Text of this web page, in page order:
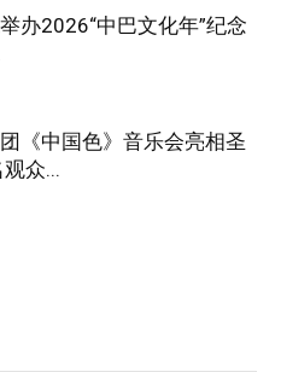
办2026“中巴文化年”纪念
团《中国色》音乐会亮相圣
众...